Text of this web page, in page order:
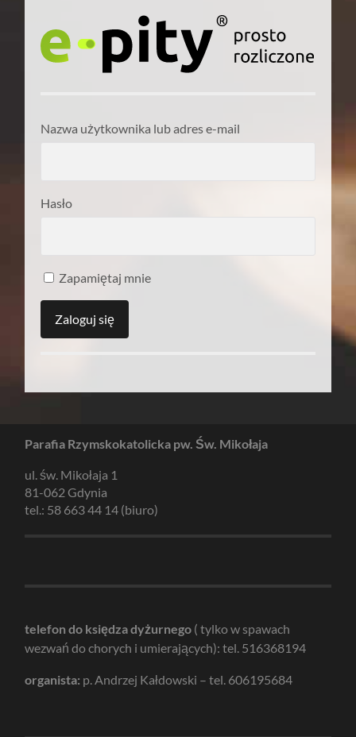
Nazwa użytkownika lub adres e-mail
Hasło
Zapamiętaj mnie
Parafia Rzymskokatolicka pw. Św. Mikołaja
ul. św. Mikołaja 1
81-062 Gdynia
tel.: 58 663 44 14 (biuro)
telefon do księdza dyżurnego ( tylko w spawach
wezwań do chorych i umierających): tel. 516368194
organista: p. Andrzej Kałdowski – tel. 606195684